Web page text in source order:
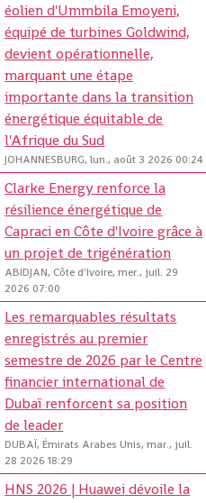
éolien d'Ummbila Emoyeni,
équipé de turbines Goldwind,
devient opérationnelle,
marquant une étape
importante dans la transition
énergétique équitable de
l'Afrique du Sud
JOHANNESBURG, lun., août 3 2026 00:24
Clarke Energy renforce la
résilience énergétique de
Capraci en Côte d'Ivoire grâce à
un projet de trigénération
ABIDJAN, Côte d'Ivoire, mer., juil. 29
2026 07:00
Les remarquables résultats
enregistrés au premier
semestre de 2026 par le Centre
financier international de
Dubaï renforcent sa position
de leader
DUBAÏ, Émirats Arabes Unis, mar., juil.
28 2026 18:29
HNS 2026 | Huawei dévoile la